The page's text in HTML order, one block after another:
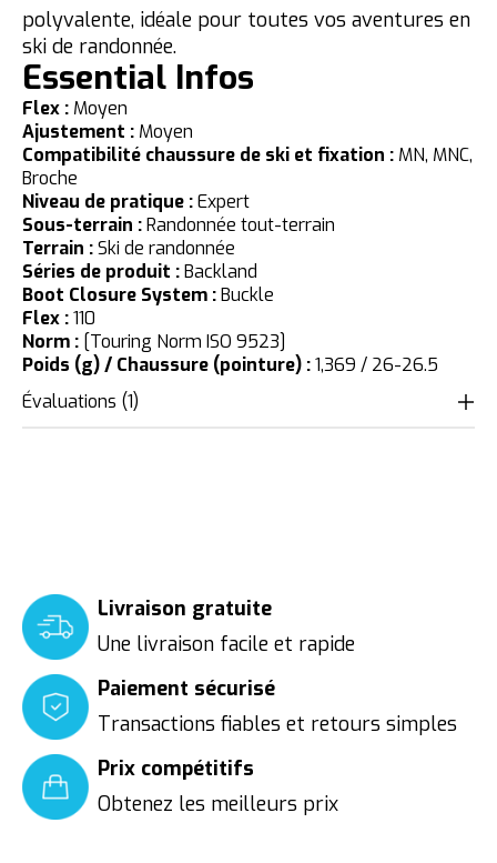
polyvalente, idéale pour toutes vos aventures en
ski de randonnée.
Essential Infos
Flex : Moyen
Ajustement : Moyen
Compatibilité chaussure de ski et fixation : MN, MNC,
Broche
Niveau de pratique :Expert
Sous-terrain :Randonnée tout-terrain
Terrain :Ski de randonnée
Séries de produit :Backland
Boot Closure System :Buckle
Flex :110
Norm : [Touring Norm ISO 9523]
Poids (g) / Chaussure (pointure) :1,369 / 26-26.5
Évaluations (1)
out of
Livraison gratuite
Une livraison facile et rapide
Paiement sécurisé
Transactions fiables et retours simples
Prix compétitifs
Obtenez les meilleurs prix